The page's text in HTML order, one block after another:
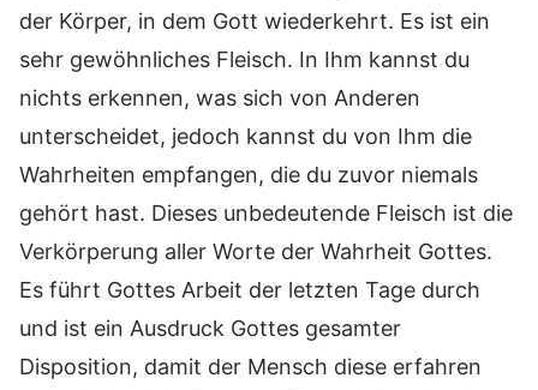
der Körper, in dem Gott wiederkehrt. Es ist ein
sehr gewöhnliches Fleisch. In Ihm kannst du
nichts erkennen, was sich von Anderen
unterscheidet, jedoch kannst du von Ihm die
Wahrheiten empfangen, die du zuvor niemals
gehört hast. Dieses unbedeutende Fleisch ist die
Verkörperung aller Worte der Wahrheit Gottes.
Es führt Gottes Arbeit der letzten Tage durch
und ist ein Ausdruck Gottes gesamter
Disposition, damit der Mensch diese erfahren